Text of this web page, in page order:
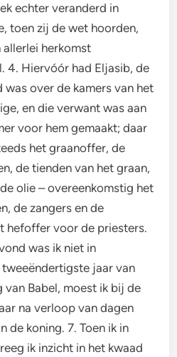
echter veranderd in
toen zij de wet hoorden,
allerlei herkomst
4. Hiervóór had Eljasib, de
over de kamers van het
en die verwant was aan
voor hem gemaakt; daar
het graanoffer, de
de tienden van het graan,
olie – overeenkomstig het
de zangers en de
hefoffer voor de priesters.
was ik niet in
jaar van
van Babel, moest ik bij de
na verloop van dagen
de koning. 7. Toen ik in
ik inzicht in het kwaad